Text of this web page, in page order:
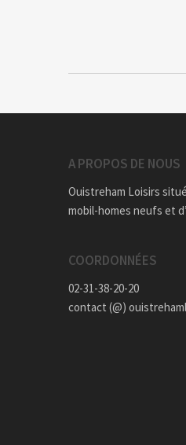
A PROPOS DE NOUS
Ouistreham Loisirs
mobil-homes neufs et
COORDONNÉES
02-31-38-20-20
contact (@)